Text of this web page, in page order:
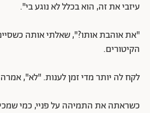
עיזבי את זה, הוא בכלל לא נוגע בי".
"את אוהבת אותו?", שאלתי אותה
הקיטורים.
לקח לה יותר מדי זמן לענות. "לא",
כשראתה את התמיהה על פניי, כמי